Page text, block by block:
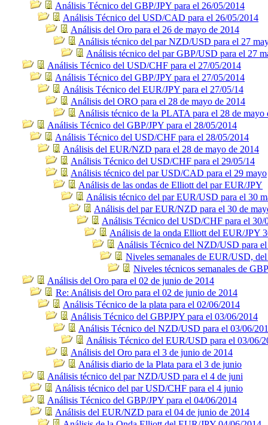
Análisis Técnico del GBP/JPY para el 26/05/2014
Análisis Técnico del USD/CAD para el 26/05/2014
Análisis del Oro para el 26 de mayo de 2014
Análisis técnico del par NZD/USD para el 27
Análisis técnico del par GBP/USD para el 27
Análisis Técnico del USD/CHF para el 27/05/2014
Análisis Técnico del GBP/JPY para el 27/05/2014
Análisis Técnico del EUR/JPY para el 27/05/14
Análisis del ORO para el 28 de mayo de 2014
Análisis técnico de la PLATA para el 28 de mayo
Análisis Técnico del GBP/JPY para el 28/05/2014
Análisis Técnico del USD/CHF para el 28/05/2014
Análisis del EUR/NZD para el 28 de mayo de 2014
Análisis Técnico del USD/CHF para el 29/05/14
Análisis técnico del par USD/CAD para el 29 mayo
Análisis de las ondas de Elliott del par EUR/JPY
Análisis técnico del par EUR/USD para el 30
Análisis del par EUR/NZD para el 30 de
Análisis Técnico del USD/CHF para el 30/
Análisis de la onda Elliott del EUR/JPY
Análisis Técnico del NZD/USD para
Niveles semanales de EUR/USD,
Niveles técnicos semanales de
Análisis del Oro para el 02 de junio de 2014
Re: Análisis del Oro para el 02 de junio de 2014
Análisis Técnico de la plata para el 02/06/2014
Análisis Técnico del GBPJPY para el 03/06/2014
Análisis Técnico del NZD/USD para el 03/06/
Análisis Técnico del EUR/USD para el 03/06/
Análisis del Oro para el 3 de junio de 2014
Análisis diario de la Plata para el 3 de junio
Análisis técnico del par NZD/USD para el 4 de juni
Análisis técnico del par USD/CHF para el 4 junio
Análisis Técnico del GBP/JPY para el 04/06/2014
Análisis del EUR/NZD para el 04 de junio de 2014